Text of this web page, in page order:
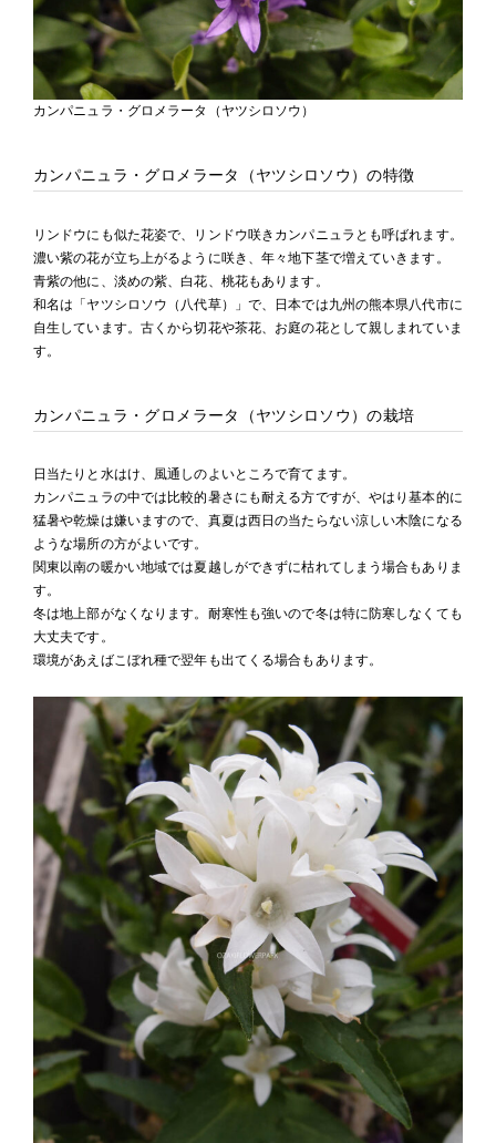
カンパニュラ・グロメラータ（ヤツシロソウ）
カンパニュラ・グロメラータ（ヤツシロソウ）の特徴
リンドウにも似た花姿で、リンドウ咲きカンパニュラとも呼ばれます。
濃い紫の花が立ち上がるように咲き、年々地下茎で増えていきます。
青紫の他に、淡めの紫、白花、桃花もあります。
和名は「ヤツシロソウ（八代草）」で、日本では九州の熊本県八代市に
自生しています。古くから切花や茶花、お庭の花として親しまれていま
す。
カンパニュラ・グロメラータ（ヤツシロソウ）の栽培
日当たりと水はけ、風通しのよいところで育てます。
カンパニュラの中では比較的暑さにも耐える方ですが、やはり基本的に
猛暑や乾燥は嫌いますので、真夏は西日の当たらない涼しい木陰になる
ような場所の方がよいです。
関東以南の暖かい地域では夏越しができずに枯れてしまう場合もありま
す。
冬は地上部がなくなります。耐寒性も強いので冬は特に防寒しなくても
大丈夫です。
環境があえばこぼれ種で翌年も出てくる場合もあります。